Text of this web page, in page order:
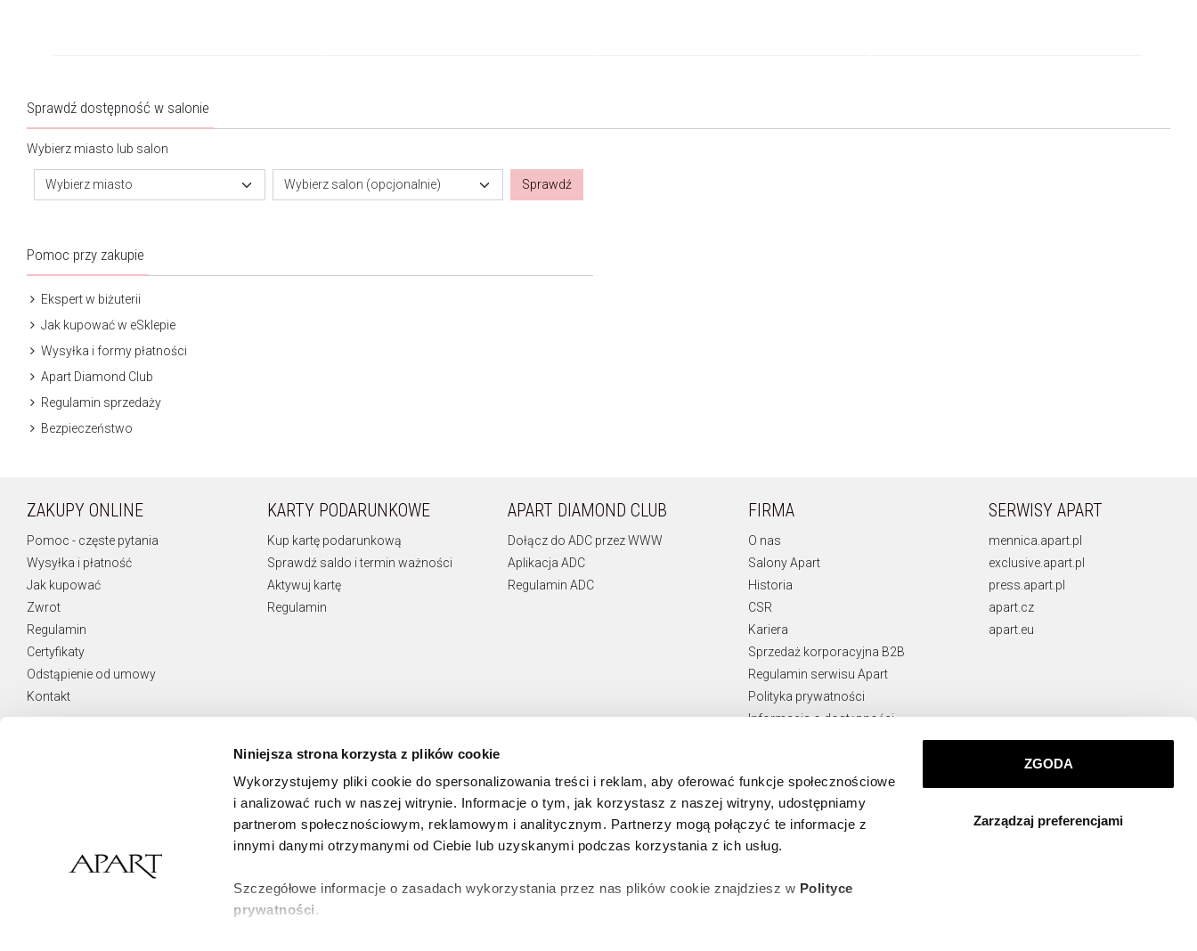
Niniejsza strona korzysta z plików cookie
Wykorzystujemy pliki cookie do spersonalizowania treści i reklam, aby oferować funkcje społecznościowe
i analizować ruch w naszej witrynie. Informacje o tym, jak korzystasz z naszej witryny, udostępniamy
partnerom społecznościowym, reklamowym i analitycznym. Partnerzy mogą połączyć te informacje z
innymi danymi otrzymanymi od Ciebie lub uzyskanymi podczas korzystania z ich usług.
Szczegółowe informacje o zasadach wykorzystania przez nas plików cookie znajdziesz w Polityce
prywatności.
ZGODA
Zarządzaj preferencjami
Sprawdź dostępność w salonie
Wybierz miasto lub salon
Wybierz miasto Wybierz salon (opcjonalnie) Sprawdź
Pomoc przy zakupie
Ekspert w biżuterii
Jak kupować w eSklepie
Wysyłka i formy płatności
Apart Diamond Club
Regulamin sprzedaży
Bezpieczeństwo
ZAKUPY ONLINE
Pomoc - częste pytania
Wysyłka i płatność
Jak kupować
Zwrot
Regulamin
Certyfikaty
Odstąpienie od umowy
Kontakt
KARTY PODARUNKOWE
Kup kartę podarunkową
Sprawdź saldo i termin ważności
Aktywuj kartę
Regulamin
APART DIAMOND CLUB
Dołącz do ADC przez WWW
Aplikacja ADC
Regulamin ADC
FIRMA
O nas
Salony Apart
Historia
CSR
Kariera
Sprzedaż korporacyjna B2B
Regulamin serwisu Apart
Polityka prywatności
Informacja o dostępności
SERWISY APART
mennica.apart.pl
exclusive.apart.pl
press.apart.pl
apart.cz
apart.eu
Zamawiam usługę Newsletter i wyrażam zgodę
na świadczenie jej na podstawie
Zapisz się
KONTAKT
info@apart.pl